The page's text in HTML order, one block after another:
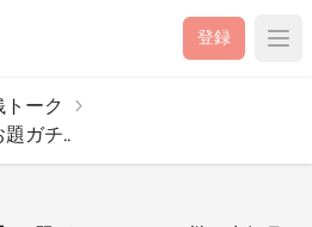
登録
ーク
題ガチ..